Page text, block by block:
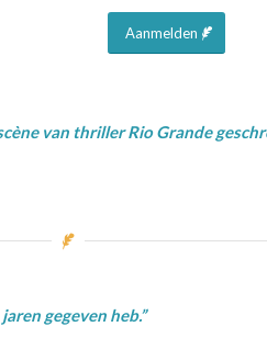
Aanmelden
van thriller Rio Grande
gegeven heb.”